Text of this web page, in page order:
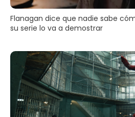
Flanagan dice que nadie sabe
su serie lo va a demostrar